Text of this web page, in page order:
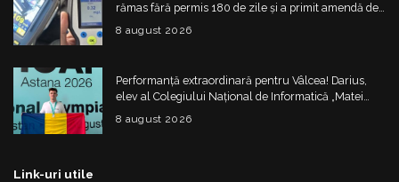
rămas fără permis 180 de zile și a primit amendă de
4.325 de lei
8 august 2026
Performanță extraordinară pentru Vâlcea! Darius,
elev al Colegiului Național de Informatică „Matei
Basarab”, a cucerit argintul la Olimpiada
Internațională de Inteligență Artificială
8 august 2026
Link-uri utile